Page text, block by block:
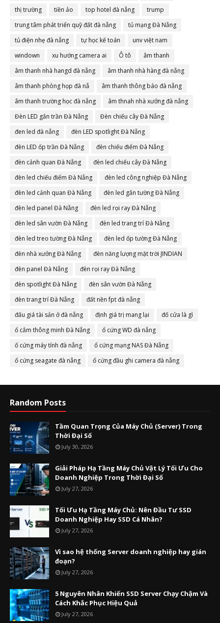
thị trường
tiền ảo top hotel đà nẵng
trump
trung tâm phát triển quỹ đất đà nẵng
tủ mạng Đà Nẵng
tủ điện nhẹ đà nẵng
tự học kế toán
unv việt nam
windown
xu hướng camera ai Ô tô
âm thanh
âm thanh nhà hangd đà nẵng
âm thanh nhà hàng đà nẵng
âm thanh phòng họp đà nẵ
âm thanh thông báo đà nẵng
âm thanh trường học đà nẵng
âm thnah nhà xưởng đà nẵng
Đèn LED gắn trần Đà Nẵng
Đèn chiếu cây Đà Nẵng
đen led đà nẵng
đèn LED spotlight Đà Nẵng
đèn LED ốp trần Đà Nẵng
đèn chiếu điểm Đà Nẵng
đèn cảnh quan Đà Nẵng
đèn led chiếu cây Đà Nẵng
đèn led chiếu điểm Đà Nẵng
đèn led công nghiệp Đà Nẵng
đèn led cảnh quan Đà Nẵng
đèn led gắn tường Đà Nẵng
đèn led panel Đà Nẵng
đèn led rọi ray Đà Nẵng
đèn led sân vườn Đà Nẵng
đèn led trang trí Đà Nẵng
đèn led treo tường Đà Nẵng
đèn led ốp tường Đà Nẵng
đèn nhà xưởng Đà Nẵng
đèn năng lượng mặt trời JINDIAN
đèn panel Đà Nẵng
đèn rọi ray Đà Nẵng
đèn spotlight Đà Nẵng
đèn sân vườn Đà Nẵng
đèn trang trí Đà Nẵng
đất nền fpt đà nẵng
đấu giá tài sản ở đà nẵng
định giá trị mang lại
đố cửa là gì
ổ cắm thông minh Đà Nẵng
ổ cứng WD đà nẵng
ổ cứng máy tính đà nẵng
ổ cứng mạng NAS Đà Nẵng
ổ cứng seagate đà nẵng
ổ cứng đầu ghi camera đà nẵng
Random Posts
Tầm Quan Trọng Của Máy Chủ (Server) Trong
Thời Đại Số
July 30, 2026
Giải Pháp Hạ Tầng Máy Chủ Vật Lý Tối Ưu Cho
Doanh Nghiệp Trong Thời Đại Số
July 27, 2026
Tối Ưu Hạ Tầng Máy Chủ: Nên Đầu Tư SSD
Doanh Nghiệp Hay SSD Cá Nhân?
July 27, 2026
Vì sao hệ thống Server doanh nghiệp hay gián
đoạn?
July 27, 2026
5 Nguyên Nhân Khiến SSD Server Chạy Chậm Và
Cách Khắc Phục Hiệu Quả
July 27, 2026